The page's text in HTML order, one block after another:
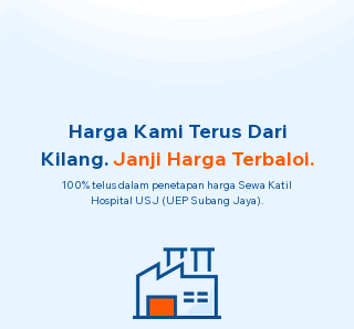
Harga Kami Terus Dari
Kilang.Janji Harga Terbaloi.
100% telus dalam penetapan harga Sewa Katil
Hospital USJ (UEP Subang Jaya).